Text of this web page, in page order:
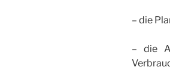
– die
– die